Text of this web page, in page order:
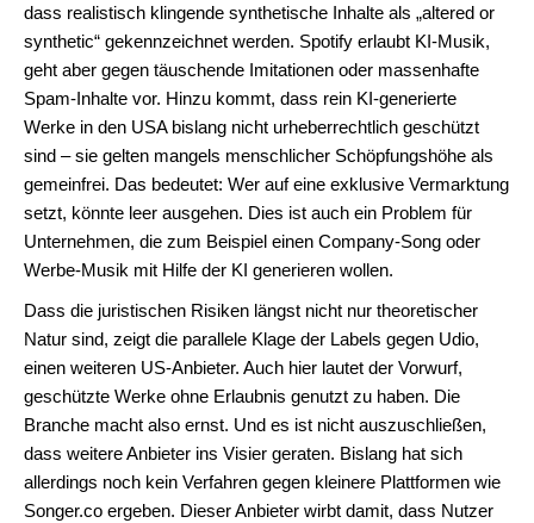
dass realistisch klingende synthetische Inhalte als „altered or
synthetic“ gekennzeichnet werden. Spotify erlaubt KI-Musik,
geht aber gegen täuschende Imitationen oder massenhafte
Spam-Inhalte vor. Hinzu kommt, dass rein KI-generierte
Werke in den USA bislang nicht urheberrechtlich geschützt
sind – sie gelten mangels menschlicher Schöpfungshöhe als
gemeinfrei. Das bedeutet: Wer auf eine exklusive Vermarktung
setzt, könnte leer ausgehen. Dies ist auch ein Problem für
Unternehmen, die zum Beispiel einen Company-Song oder
Werbe-Musik mit Hilfe der KI generieren wollen.
Dass die juristischen Risiken längst nicht nur theoretischer
Natur sind, zeigt die parallele Klage der Labels gegen Udio,
einen weiteren US-Anbieter. Auch hier lautet der Vorwurf,
geschützte Werke ohne Erlaubnis genutzt zu haben. Die
Branche macht also ernst. Und es ist nicht auszuschließen,
dass weitere Anbieter ins Visier geraten. Bislang hat sich
allerdings noch kein Verfahren gegen kleinere Plattformen wie
Songer.co ergeben. Dieser Anbieter wirbt damit, dass Nutzer